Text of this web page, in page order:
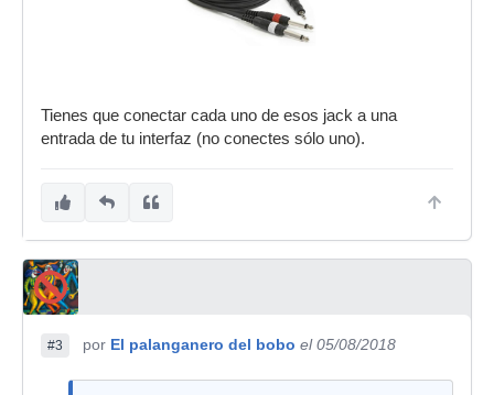
Tienes que conectar cada uno de esos jack a una
entrada de tu interfaz (no conectes sólo uno).
#3 por El palanganero del bobo el 05/08/2018